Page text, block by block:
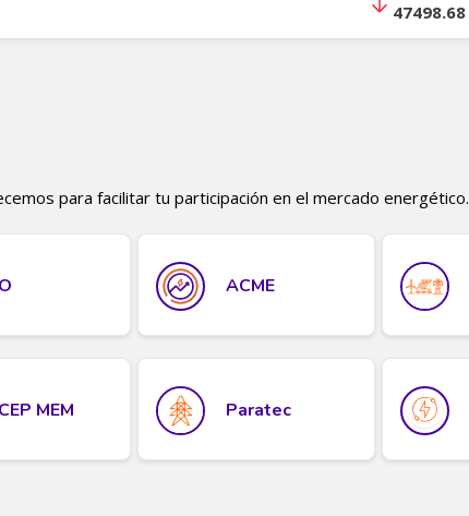
para facilitar tu participación en el mercado energético.
ACME
MEM Paratec